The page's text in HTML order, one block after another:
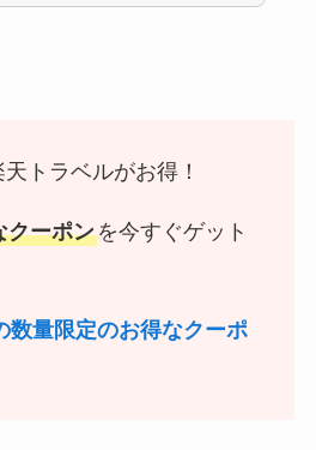
トラベルがお得！
クーポンを今すぐゲット
数量限定のお得なクーポ